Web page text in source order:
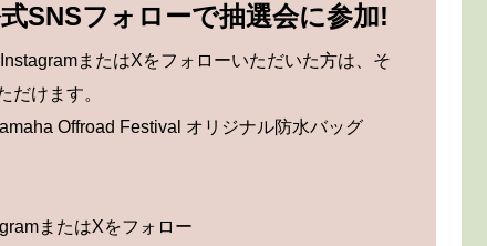
SNSフォローで抽選会に参加!
またはXをフォローいただいた方は、そ
だけます。
Offroad Festival オリジナル防水バッグ
またはXをフォロー